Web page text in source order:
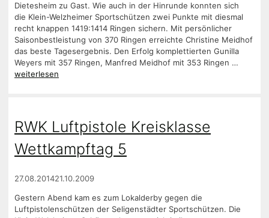
Dietesheim zu Gast. Wie auch in der Hinrunde konnten sich
die Klein-Welzheimer Sportschützen zwei Punkte mit diesmal
recht knappen 1419:1414 Ringen sichern. Mit persönlicher
Saisonbestleistung von 370 Ringen erreichte Christine Meidhof
das beste Tagesergebnis. Den Erfolg komplettierten Gunilla
Weyers mit 357 Ringen, Manfred Meidhof mit 353 Ringen …
weiterlesen
RWK Luftpistole Kreisklasse
Wettkampftag 5
27.08.201421.10.2009
Gestern Abend kam es zum Lokalderby gegen die
Luftpistolenschützen der Seligenstädter Sportschützen. Die